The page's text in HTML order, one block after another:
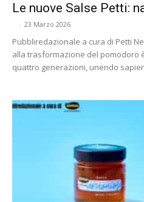
Le nuove Salse Petti:
- 23 Marzo 2026
Pubbliredazionale a cura di Petti
alla trasformazione del pomodoro
quattro generazioni, unendo